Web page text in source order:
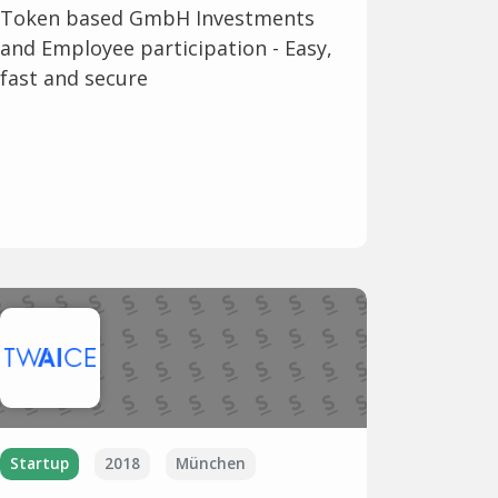
Token based GmbH Investments
and Employee participation - Easy,
fast and secure
Startup 2018 München